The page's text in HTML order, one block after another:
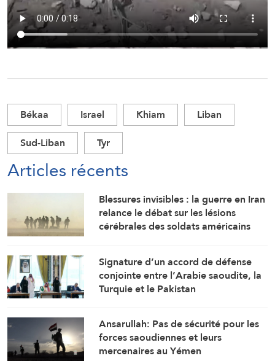
Békaa Israel Khiam
Liban
Sud-Liban
Tyr
Articles récents
Blessures invisibles : la guerre en Iran
relance le débat sur les lésions
cérébrales des soldats américains
Signature d’un accord de défense
conjointe entre l’Arabie saoudite, la
Turquie et le Pakistan
Ansarullah: Pas de sécurité pour les
forces saoudiennes et leurs
mercenaires au Yémen